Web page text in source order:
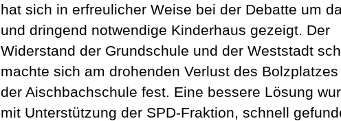
hat sich in erfreulicher Weise bei der Debatte um
und dringend notwendige Kinderhaus gezeigt. Der
Widerstand der Grundschule und der Weststadt
machte sich am drohenden Verlust des
der Aischbachschule fest. Eine bessere Lösung
mit Unterstützung der SPD-Fraktion, schnell